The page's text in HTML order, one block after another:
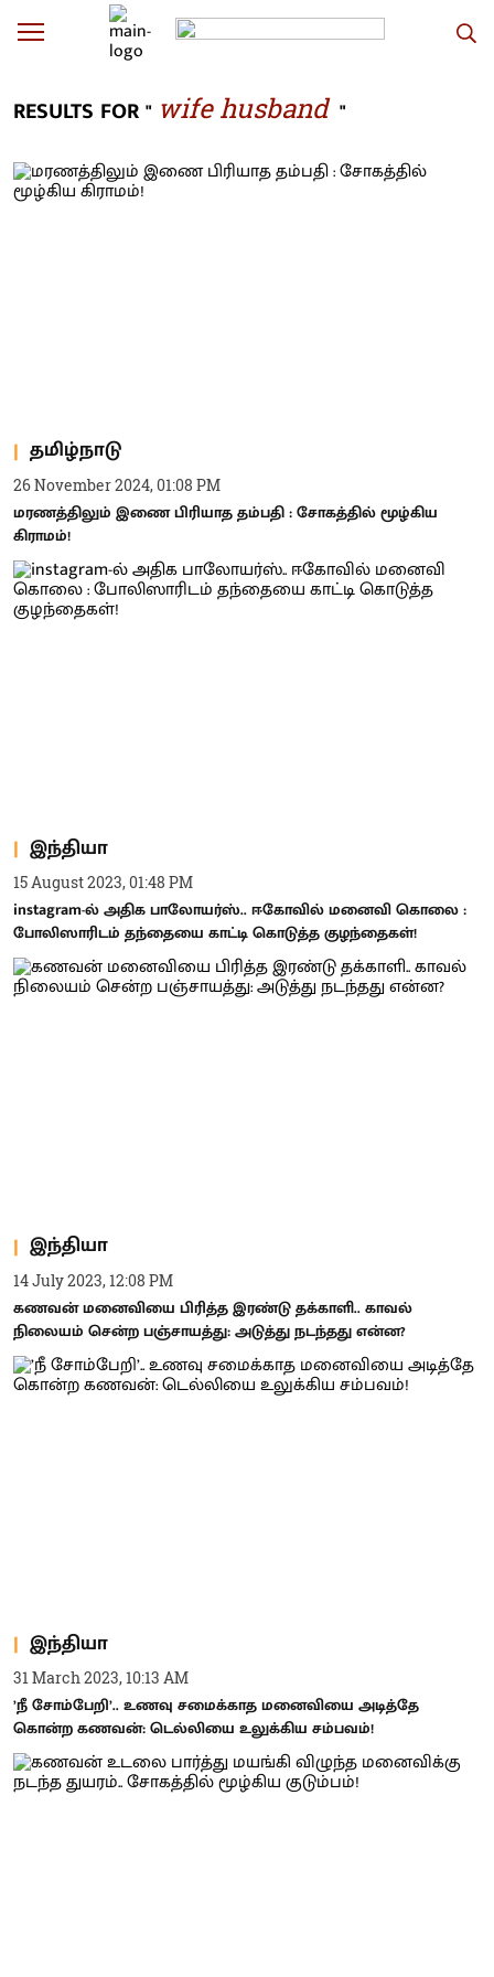
RESULTS FOR " wife husband "
தமிழ்நாடு
26 November 2024, 01:08 PM
மரணத்திலும் இணை பிரியாத தம்பதி : சோகத்தில் மூழ்கிய
கிராமம்!
இந்தியா
15 August 2023, 01:48 PM
instagram-ல் அதிக பாலோயர்ஸ்.. ஈகோவில் மனைவி கொலை :
போலிஸாரிடம் தந்தையை காட்டி கொடுத்த குழந்தைகள்!
இந்தியா
14 July 2023, 12:08 PM
கணவன் மனைவியை பிரித்த இரண்டு தக்காளி.. காவல்
நிலையம் சென்ற பஞ்சாயத்து: அடுத்து நடந்தது என்ன?
இந்தியா
31 March 2023, 10:13 AM
’நீ சோம்பேறி’.. உணவு சமைக்காத மனைவியை அடித்தே
கொன்ற கணவன்: டெல்லியை உலுக்கிய சம்பவம்!